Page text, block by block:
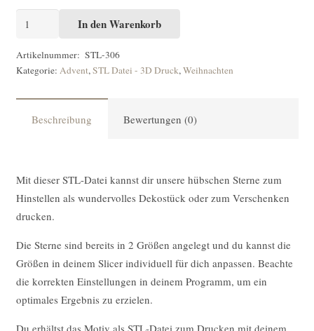
STL-
Stern
Rahmen
In den Warenkorb
Artikelnummer: STL-306
Kategorie: Advent,STL Datei - 3D Druck,Weihnachten
Beschreibung Bewertungen (0)
Mit dieser STL-Datei kannst dir unsere hübschen Sterne zum
Hinstellen als wundervolles Dekostück oder zum Verschenken
drucken.
Die Sterne sind bereits in 2 Größen angelegt und du kannst die
Größen in deinem Slicer individuell für dich anpassen. Beachte
die korrekten Einstellungen in deinem Programm, um ein
optimales Ergebnis zu erzielen.
Du erhältst das Motiv als STL-Datei zum Drucken mit deinem